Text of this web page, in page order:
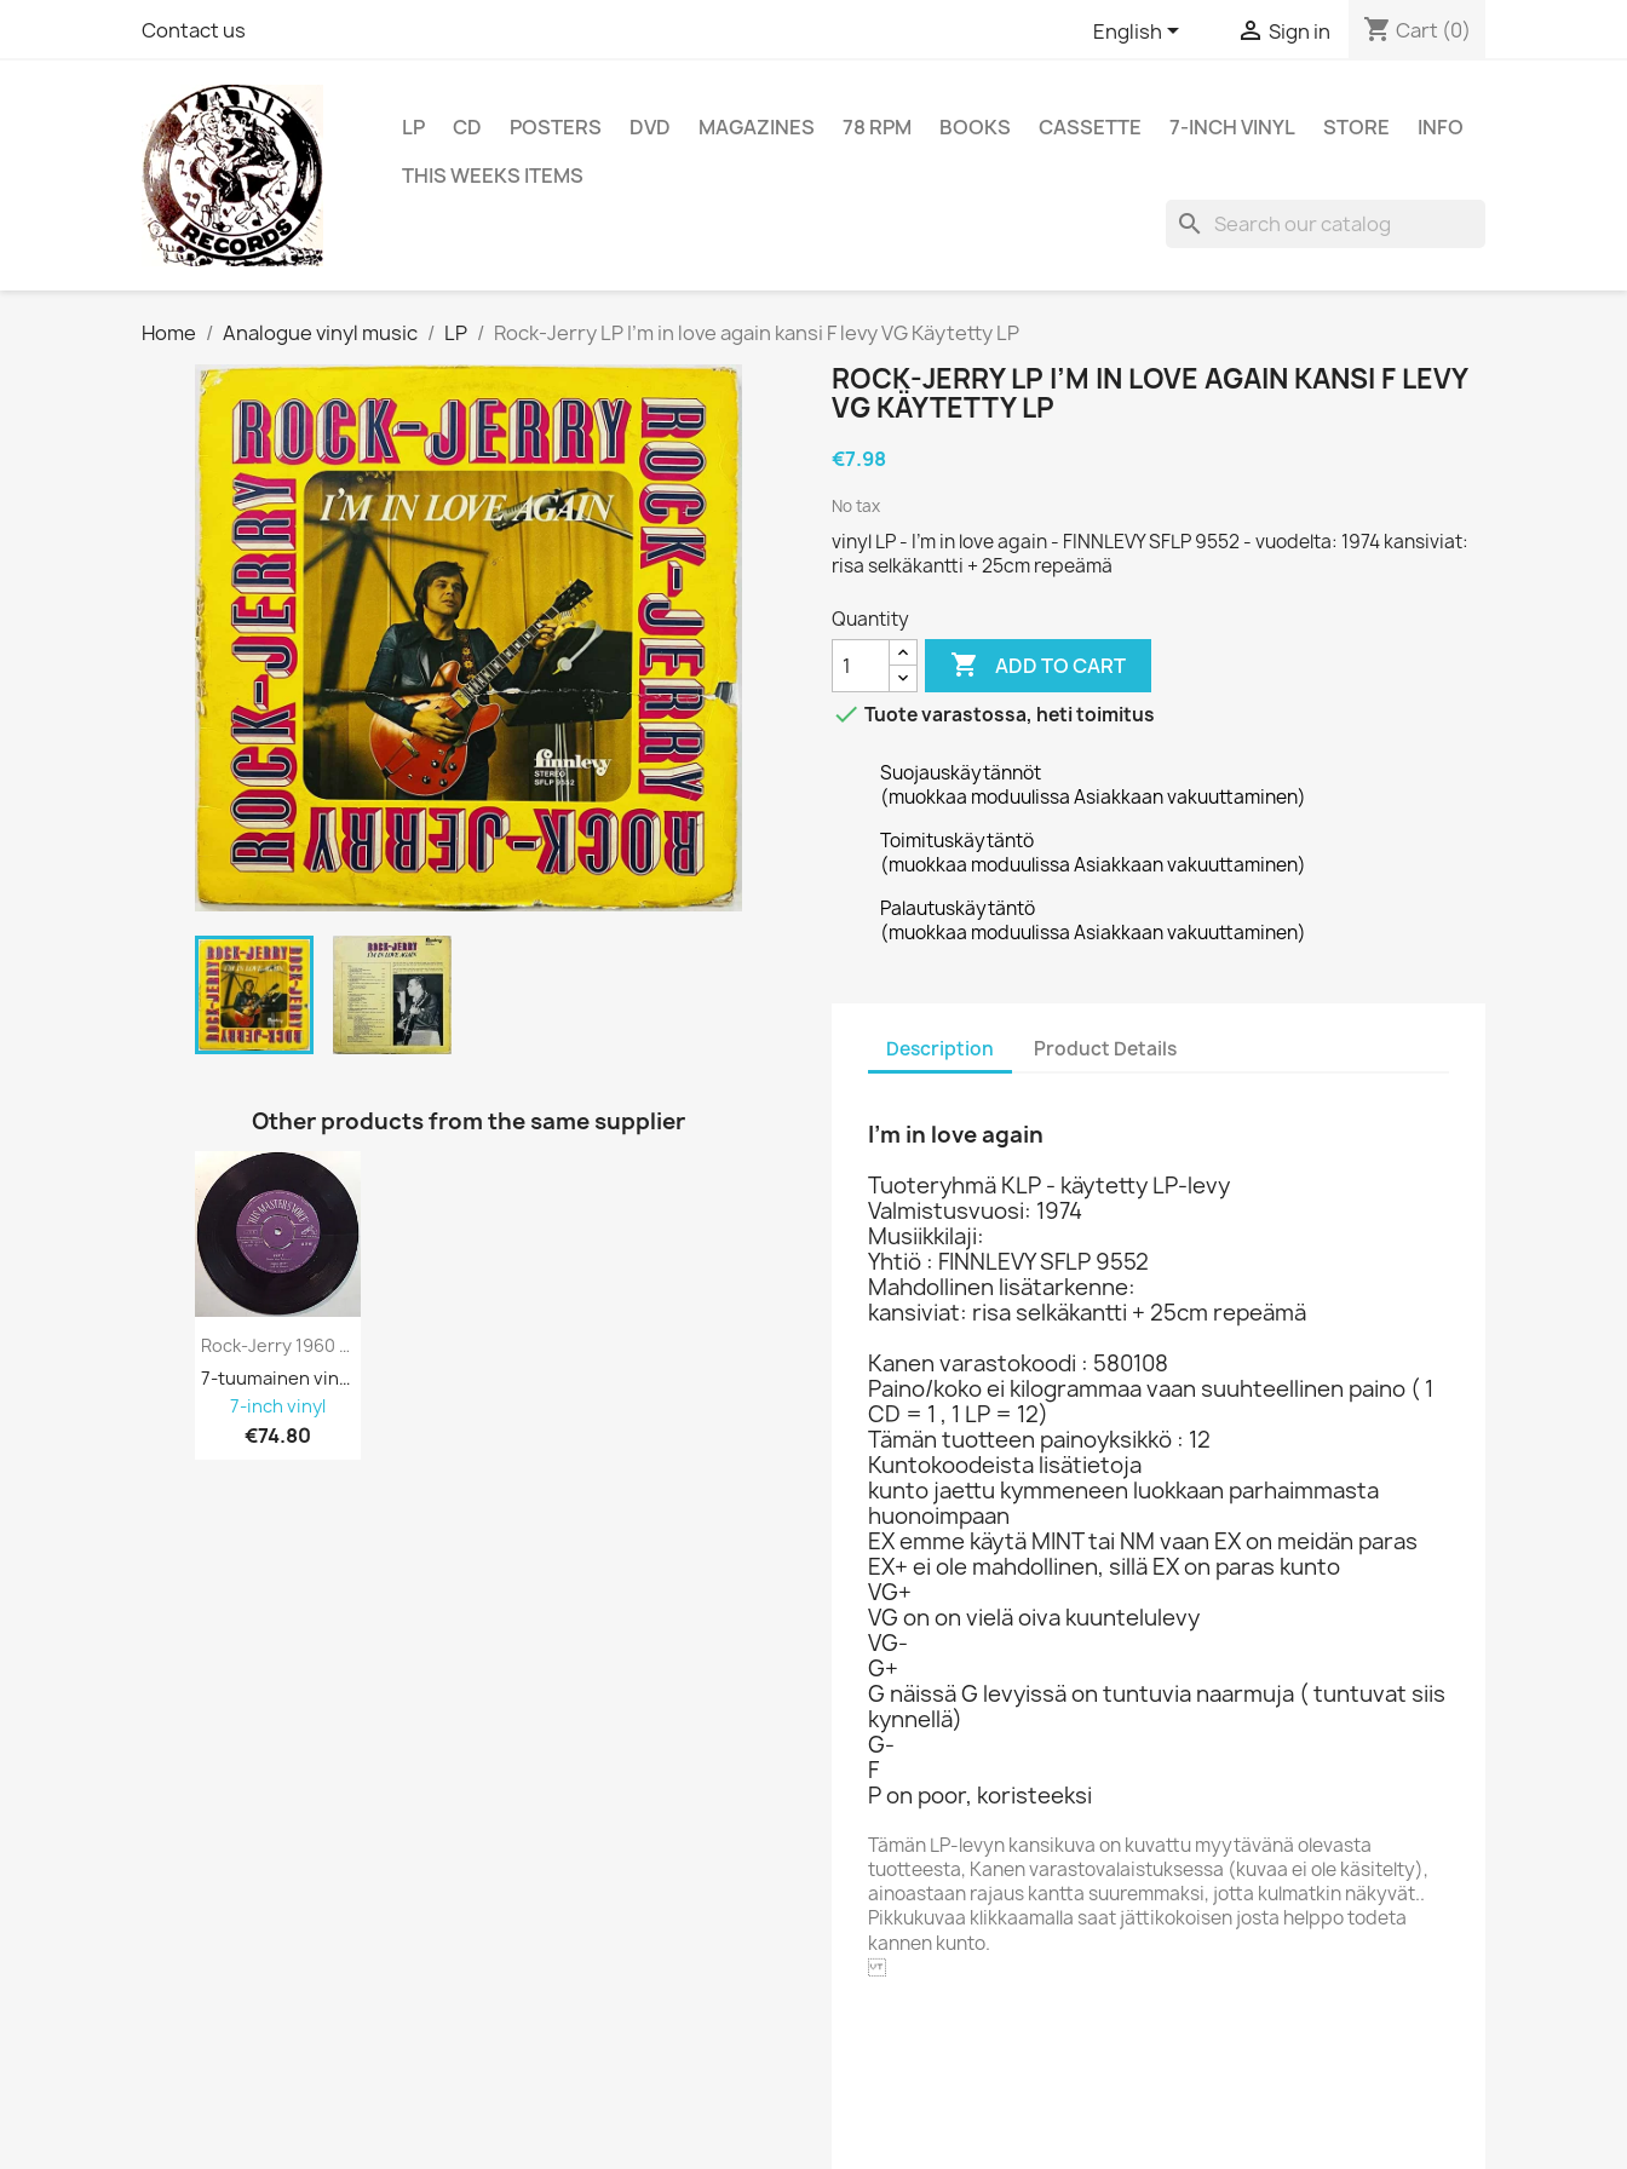
Contact us English  Sign in shopping_cart Cart (0)
LP CD POSTERS DVD MAGAZINES 78 RPM BOOKS CASSETTE 7-INCH VINYL STORE
INFO
THIS WEEKS ITEMS
search
Home Analogue vinyl music LP Rock-Jerry LP I’m in love again kansi F levy VG Käytetty LP
Other products from the same supplier
Rock-Jerry 1960 45-TJ 187 When The Saints...
7-tuumainen vinyyli 689303
7-inch vinyl
€74.80
ROCK-JERRY LP I’M IN LOVE AGAIN KANSI F LEVY
VG KÄYTETTY LP
€7.98
No tax
vinyl LP - I’m in love again - FINNLEVY SFLP 9552 - vuodelta: 1974 kansiviat:
risa selkäkantti + 25cm repeämä
Quantity
 ADD TO CART
 Tuote varastossa, heti toimitus
Suojauskäytännöt
(muokkaa moduulissa Asiakkaan vakuuttaminen)
Toimituskäytäntö
(muokkaa moduulissa Asiakkaan vakuuttaminen)
Palautuskäytäntö
(muokkaa moduulissa Asiakkaan vakuuttaminen)
Description Product Details
I’m in love again
Tuoteryhmä KLP - käytetty LP-levy
Valmistusvuosi: 1974
Musiikkilaji:
Yhtiö : FINNLEVY SFLP 9552
Mahdollinen lisätarkenne:
kansiviat: risa selkäkantti + 25cm repeämä
Kanen varastokoodi : 580108
Paino/koko ei kilogrammaa vaan suuhteellinen paino ( 1
CD = 1 , 1 LP = 12)
Tämän tuotteen painoyksikkö : 12
Kuntokoodeista lisätietoja
kunto jaettu kymmeneen luokkaan parhaimmasta
huonoimpaan
EX emme käytä MINT tai NM vaan EX on meidän paras
EX+ ei ole mahdollinen, sillä EX on paras kunto
VG+
VG on on vielä oiva kuuntelulevy
VG-
G+
G näissä G levyissä on tuntuvia naarmuja ( tuntuvat siis
kynnellä)
G-
F
P on poor, koristeeksi
Tämän LP-levyn kansikuva on kuvattu myytävänä olevasta
tuotteesta, Kanen varastovalaistuksessa (kuvaa ei ole käsitelty),
ainoastaan rajaus kantta suuremmaksi, jotta kulmatkin näkyvät..
Pikkukuvaa klikkaamalla saat jättikokoisen josta helppo todeta
kannen kunto.